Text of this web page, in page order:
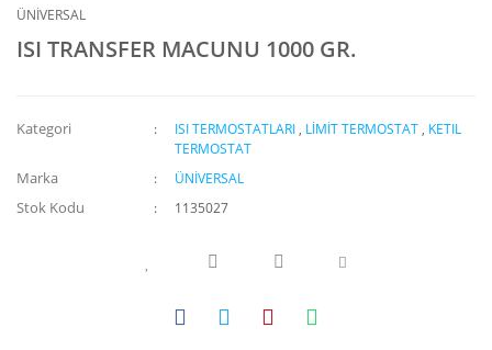
ÜNİVERSAL
ISI TRANSFER MACUNU 1000 GR.
Kategori ISI TERMOSTATLARI , LİMİT TERMOSTAT , KETIL
TERMOSTAT
Marka ÜNİVERSAL
Stok Kodu 1135027